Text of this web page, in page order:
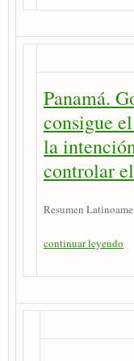
Panamá.
consigue
la
controlar
Resumen
continuar leyendo